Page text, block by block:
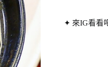
✦ 來IG看看